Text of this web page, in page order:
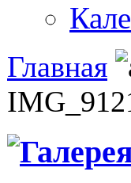
Главная